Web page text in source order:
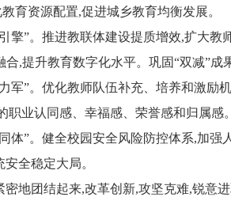
育资源配置,促进城乡教育均衡发展。
擎”。 推进教联体建设提质增效,扩大教
,提升教育数字化水平。巩固“双减”成
军”。 优化教师队伍补充、培养和激励
业认同感、幸福感、荣誉感和归属感。
体”。 健全校园安全风险防控体系,加强
安全稳定大局。
地团结起来,改革创新,攻坚克难,锐意